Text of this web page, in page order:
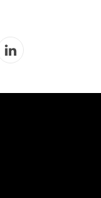
LinkedIn